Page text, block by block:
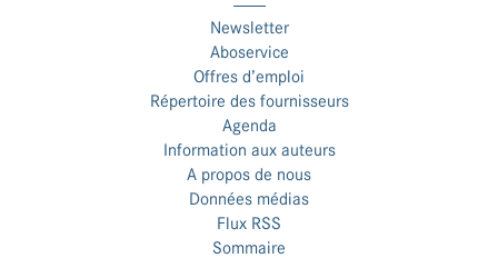
Newsletter
Aboservice
Offres d’emploi
Répertoire des fournisseurs
Agenda
Information aux auteurs
A propos de nous
Données médias
Flux RSS
Sommaire